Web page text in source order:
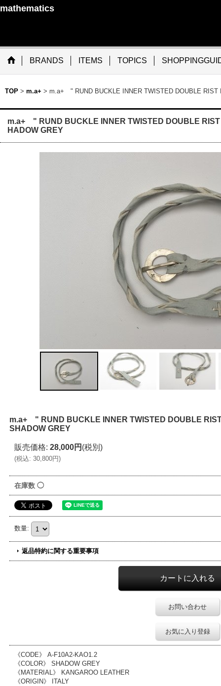
mathematics
BRANDS ITEMS TOPICS
TOP > m.a+ > m.a+ " RUND BUCKLE INNER TWISTED DOUBLE
m.a+ " RUND BUCKLE INNER TWISTED DOUBLE
HADOW GREY
m.a+ " RUND BUCKLE INNER TWISTED DOUBLE
SHADOW GREY
販売価格: 28,000円 (税別)
(税込: 30,800円)
在庫数 ◯
数量:
返品特約に関する重要事項
お問い合わせ
お気に入り登録
《CODE》 A-F10A2-KAO1.2
《COLOR》 SHADOW GREY
《MATERIAL》 KANGAROO LEATHER
《ORIGIN》 ITALY